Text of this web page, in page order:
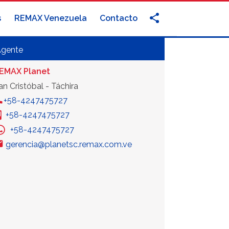
REMAX Venezuela Contacto
Planet
Cristóbal - Táchira
+58-4247475727
+58-4247475727
+58-4247475727
gerencia@planetsc.remax.com.ve